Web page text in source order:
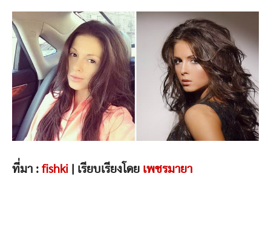
ที่มา : fishki | เรียบเรียงโดย เพชรมายา